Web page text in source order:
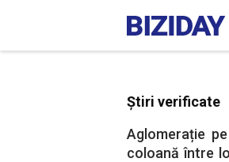
Știri verificate
Aglomerație
coloană între